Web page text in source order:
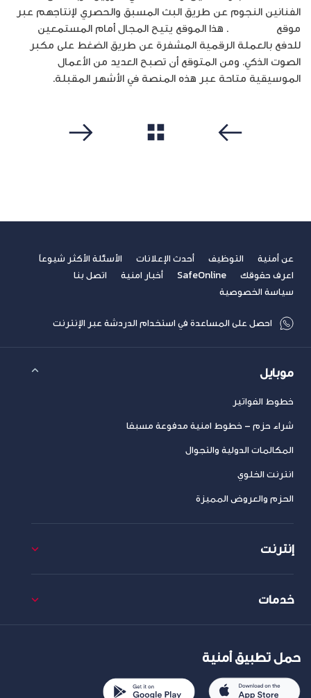
الفنانين النجوم عن طريق البث المسبق والحصري لإنتاجهم عبر
موقع
. هذا الموقع يتيح المجال أمام المستمعين
للدفع بالعملة الرقمية المشفرة عن طريق الضغط على مكبر
الصوت الذكي. ومن المتوقع أن تصبح العديد من الأعمال
الموسيقية متاحة عبر هذه المنصة في الأشهر المقبلة.
عن أمنية التوظيف أحدث الإعلانات
الأسئلة الأكثر شيوعاً
اعرف حقوقك
SafeOnline أخبار امنية
اتصل بنا
سياسة الخصوصية
احصل على المساعدة في استخدام الدردشة عبر الإنترنت
موبايل
خطوط الفواتير
شراء حزم – خطوط امنية مدفوعة مسبقا
المكالمات الدولية والتجوال
انترنت الخلوي
الحزم والعروض المميزة
إنترنت
خدمات
حمل تطبيق أمنية